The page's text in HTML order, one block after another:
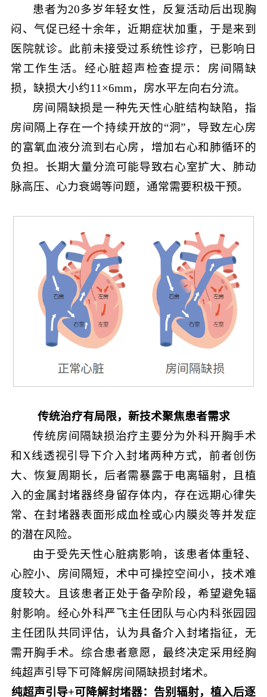
患者为20多岁年轻女性，反复活动后出现胸
闷、气促已经十余年，近期症状加重，于是来到
医院就诊。此前未接受过系统性诊疗，已影响日
常工作生活。经心脏超声检查提示：房间隔缺
损，缺损大小约11×6mm，房水平左向右分流。
房间隔缺损是一种先天性心脏结构缺陷，指
房间隔上存在一个持续开放的“洞”，导致左心房
的富氧血液分流到右心房，增加右心和肺循环的
负担。长期大量分流可能导致右心室扩大、肺动
脉高压、心力衰竭等问题，通常需要积极干预。
传统治疗有局限，新技术聚焦患者需求
传统房间隔缺损治疗主要分为外科开胸手术
和X线透视引导下介入封堵两种方式，前者创伤
大、恢复周期长，后者需暴露于电离辐射，且植
入的金属封堵器终身留存体内，存在远期心律失
常、在封堵器表面形成血栓或心内膜炎等并发症
的潜在风险。
由于受先天性心脏病影响，该患者体重轻、
心腔小、房间隔短，术中可操控空间小，技术难
度较大。且该患者正处于备孕阶段，希望避免辐
射影响。经心外科严飞主任团队与心内科张园园
主任团队共同评估，认为具备介入封堵指征，无
需开胸手术。综合患者意愿，最终决定采用经胸
纯超声引导下可降解房间隔缺损封堵术。
纯超声引导+可降解封堵器： 告别 辐射，植入后逐